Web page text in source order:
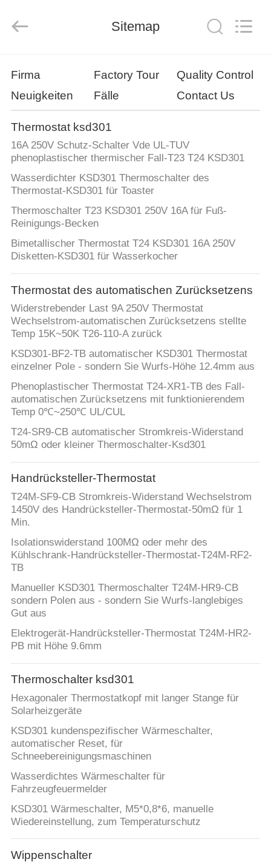
PRODUKTE
VIDEOS
VR
SHOW
ÜBER
UNS
FABRIK-
AUSFLUG
QUALITÄTSKONTROLLE
TRETEN
SIE
MIT
UNS
IN
VERBINDUNG
NACHRICHTEN
FÄLLE
SITEMAP
PRIVACY
POLICY
Rights
Sitemap
Firma Factory Tour
Quality Control
Neuigkeiten
Fälle Contact Us
Thermostat ksd301
16A 250V Schutz-Schalter Vde UL-TUV
phenoplastischer thermischer Fall-T23 T24 KSD301
Wasserdichter KSD301 Thermoschalter des
Thermostat-KSD301 für Toaster
Thermoschalter T23 KSD301 250V 16A für Fuß-
Reinigungs-Becken
Bimetallischer Thermostat T24 KSD301 16A 250V
Disketten-KSD301 für Wasserkocher
Thermostat des automatischen Zurücksetzens
Widerstrebender Last 9A 250V Thermostat
Wechselstrom-automatischen Zurücksetzens stellte
Temp 15K~50K T26-110-A zurück
KSD301-BF2-TB automatischer KSD301 Thermostat
einzelner Pole - sondern Sie Wurfs-Höhe 12.4mm aus
Phenoplastischer Thermostat T24-XR1-TB des Fall-
automatischen Zurücksetzens mit funktionierendem
Temp 0℃~250℃ UL/CUL
T24-SR9-CB automatischer Stromkreis-Widerstand
50mΩ oder kleiner Thermoschalter-Ksd301
Handrücksteller-Thermostat
T24M-SF9-CB Stromkreis-Widerstand Wechselstrom
1450V des Handrücksteller-Thermostat-50mΩ für 1
Min.
Isolationswiderstand 100MΩ oder mehr des
Kühlschrank-Handrücksteller-Thermostat-T24M-RF2-
TB
Manueller KSD301 Thermoschalter T24M-HR9-CB
sondern Polen aus - sondern Sie Wurfs-langlebiges
Gut aus
Elektrogerät-Handrücksteller-Thermostat T24M-HR2-
PB mit Höhe 9.6mm
Thermoschalter ksd301
Hexagonaler Thermostatkopf mit langer Stange für
Solarheizgeräte
KSD301 kundenspezifischer Wärmeschalter,
automatischer Reset, für
Schneebereinigungsmaschinen
Wasserdichtes Wärmeschalter für
Fahrzeugfeuermelder
KSD301 Wärmeschalter, M5*0,8*6, manuelle
Wiedereinstellung, zum Temperaturschutz
Wippenschalter